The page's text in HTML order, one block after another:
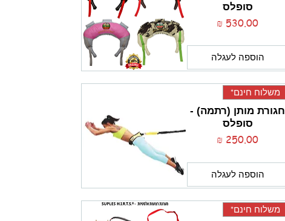
סופלס
מחיר
הוספה לעגלה
משלוח חינם*
חגורת מותן (רתמה) -
סופלס
מחיר
הוספה לעגלה
משלוח חינם*